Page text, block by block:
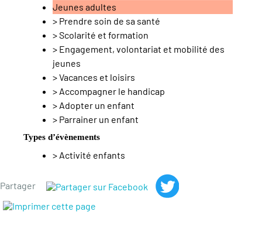
Jeunes adultes
> Prendre soin de sa santé
>Scolarité et formation
> Engagement, volontariat et mobilité des
jeunes
>Vacances et loisirs
> Accompagner le handicap
> Adopter un enfant
> Parrainer un enfant
Types d’évènements
> Activité enfants
Partager